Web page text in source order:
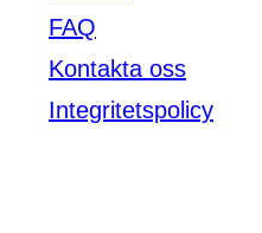
FAQ
Kontakta oss
Integritetspolicy